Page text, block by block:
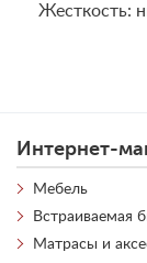
Жесткость:
Интернет-
Мебель
Встраиваемая
Матрасы и